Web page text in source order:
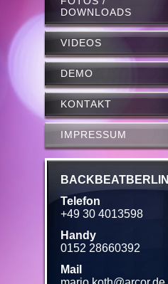
DOWNLOADS
VIDEOS
DEMO
KONTAKT
IMPRESSUM
BACKBEATBERLIN
Telefon
+49 30 4013598
Handy
0152 28660392
Mail